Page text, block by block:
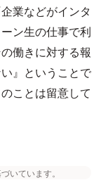
業などがインタ
ン生の仕事で利
働きに対する報
』ということで
ことは留意して
いています。